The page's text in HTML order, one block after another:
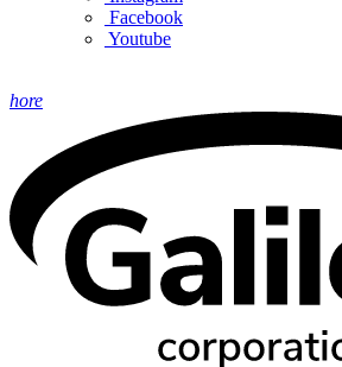
Facebook
Youtube
hore